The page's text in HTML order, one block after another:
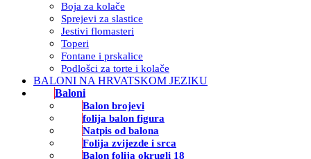
Boja za kolače
Sprejevi za slastice
Jestivi flomasteri
Toperi
Fontane i prskalice
Podlošci za torte i kolače
BALONI NA HRVATSKOM JEZIKU
Baloni
Balon brojevi
folija balon figura
Natpis od balona
Folija zvijezde i srca
Balon folija okrugli 18